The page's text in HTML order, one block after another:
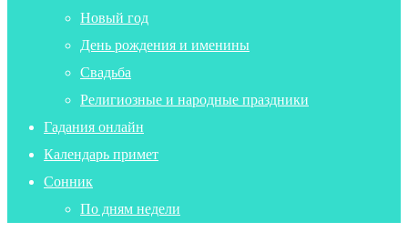
Новый год
День рождения и именины
Свадьба
Религиозные и народные праздники
Гадания онлайн
Календарь примет
Сонник
По дням недели